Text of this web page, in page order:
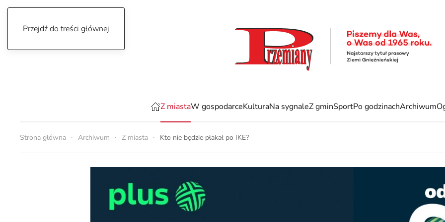
Przejdź do treści głównej
Z miastaW gospodarceKulturaNa sygnaleZ gminSportPo godzinachArchiwum
Strona główna Archiwum Z miasta Kto nie będzie płakał po IKE?